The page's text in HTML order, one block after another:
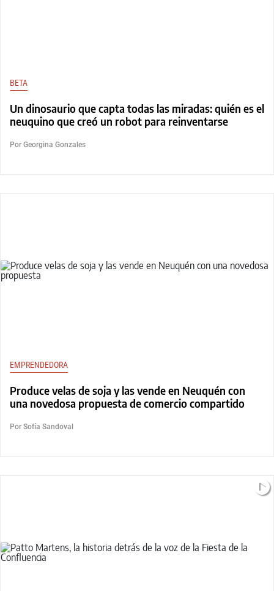
BETA
Un dinosaurio que capta todas las miradas: quién es el
neuquino que creó un robot para reinventarse
Por Georgina Gonzales
EMPRENDEDORA
Produce velas de soja y las vende en Neuquén con
una novedosa propuesta de comercio compartido
Por Sofía Sandoval